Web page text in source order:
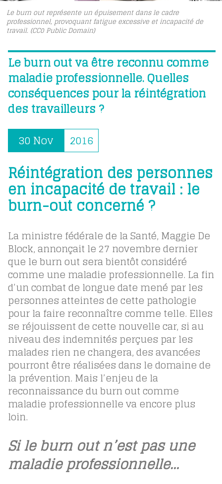
Le burn out représente un épuisement dans le cadre
professionnel, provoquant fatigue excessive et incapacité de
travail. (CC0 Public Domain)
Le burn out va être reconnu comme
maladie professionnelle. Quelles
conséquences pour la réintégration
des travailleurs ?
30 Nov 2016
Réintégration des personnes
en incapacité de travail : le
burn-out concerné ?
La ministre fédérale de la Santé, Maggie De
Block, annonçait le 27 novembre dernier
que le burn out sera bientôt considéré
comme une maladie professionnelle. La fin
d’un combat de longue date mené par les
personnes atteintes de cette pathologie
pour la faire reconnaître comme telle. Elles
se réjouissent de cette nouvelle car, si au
niveau des indemnités perçues par les
malades rien ne changera, des avancées
pourront être réalisées dans le domaine de
la prévention. Mais l’enjeu de la
reconnaissance du burn out comme
maladie professionnelle va encore plus
loin.
Si le burn out n’est pas une
maladie professionnelle…